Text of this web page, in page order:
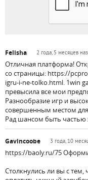
Felisha 2 года, 5 месяцев
Отличная платформа!
со страницы: https://
igru-i-ne-tolko.html. 1win
превысила все мои
Разнообразие игр и
совершенным местом
Рад шансом быть частью
Gavincoobe 3 года, 10
https://baoly.ru/75
Столкнулись ли вы с